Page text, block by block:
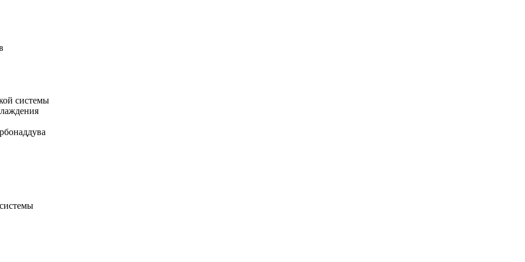
системы